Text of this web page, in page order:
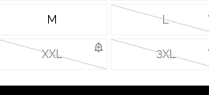
M L
XXL 3XL